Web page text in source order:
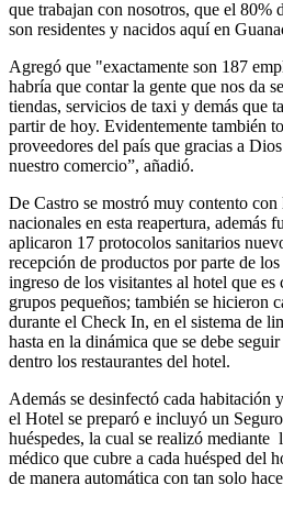
que trabajan con nosotros, que el 80%
son residentes y nacidos aquí en
Agregó que "exactamente son 187
habría que contar la gente que nos da
tiendas, servicios de taxi y demás que
partir de hoy. Evidentemente también
proveedores del país que gracias a
nuestro comercio”, añadió.
De Castro se mostró muy contento con
nacionales en esta reapertura, además
aplicaron 17 protocolos sanitarios
recepción de productos por parte de
ingreso de los visitantes al hotel que es
grupos pequeños; también se hicieron
durante el Check In, en el sistema de
hasta en la dinámica que se debe
dentro los restaurantes del hotel.
Además se desinfectó cada habitación
el Hotel se preparó e incluyó un
huéspedes, la cual se realizó mediante
médico que cubre a cada huésped del
de manera automática con tan solo